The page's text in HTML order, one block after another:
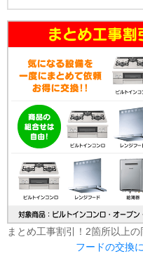
まとめ工事割引！2箇所以上の
フードの交換